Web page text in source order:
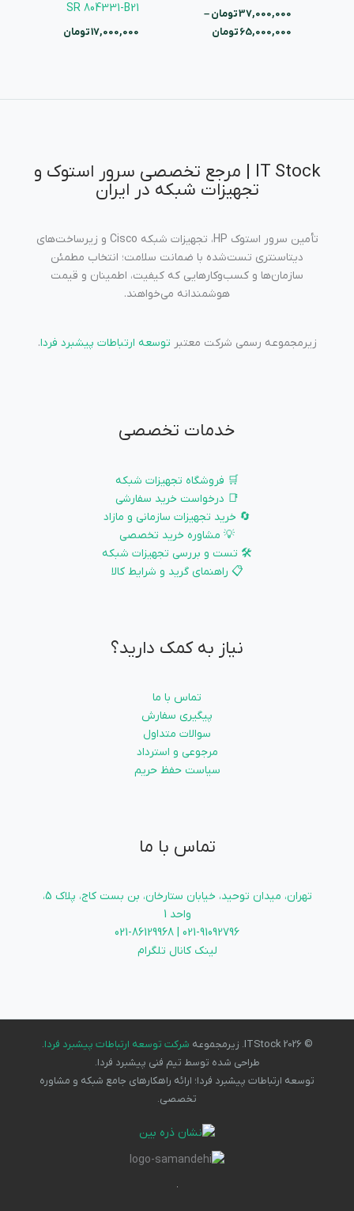
37,000,000تومان–
65,000,000تومان
SR 804331-B21
17,000,000تومان
IT Stock | مرجع تخصصی سرور استوک و
تجهیزات شبکه در ایران
تأمین سرور استوک HP، تجهیزات شبکه Cisco و زیرساخت‌های
دیتاسنتری تست‌شده با ضمانت سلامت؛ انتخاب مطمئن
سازمان‌ها و کسب‌وکارهایی که کیفیت، اطمینان و قیمت
هوشمندانه می‌خواهند.
زیرمجموعه رسمی شرکت معتبر توسعه ارتباطات پیشبرد فردا.
خدمات تخصصی
🛒 فروشگاه تجهیزات شبکه
📑 درخواست خرید سفارشی
🔄 خرید تجهیزات سازمانی و مازاد
💡 مشاوره خرید تخصصی
🛠️ تست و بررسی تجهیزات شبکه
📋 راهنمای گرید و شرایط کالا
نیاز به کمک دارید؟
تماس با ما
پیگیری سفارش
سوالات متداول
مرجوعی و استرداد
سیاست حفظ حریم
تماس با ما
تهران، میدان توحید، خیابان ستارخان، بن بست کاج، پلاک 5،
واحد 1
021-91092796 | 021-86129968
لینک کانال تلگرام
© 2026 ITStock. زیرمجموعه شرکت توسعه ارتباطات پیشبرد فردا.
طراحی شده توسط تیم فنی پیشبرد فردا.
توسعه ارتباطات پیشبرد فردا؛ ارائه راهکارهای جامع شبکه و مشاوره
تخصصی.